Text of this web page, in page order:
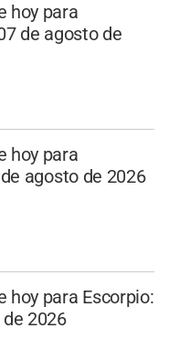
hoy para
de agosto de
hoy para
agosto de 2026
hoy para Escorpio:
2026